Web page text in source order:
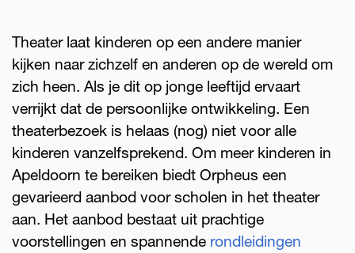
Theater laat kinderen op een andere manier
kijken naar zichzelf en anderen op de wereld om
zich heen. Als je dit op jonge leeftijd ervaart
verrijkt dat de persoonlijke ontwikkeling. Een
theaterbezoek is helaas (nog) niet voor alle
kinderen vanzelfsprekend. Om meer kinderen in
Apeldoorn te bereiken biedt Orpheus een
gevarieerd aanbod voor scholen in het theater
aan. Het aanbod bestaat uit prachtige
voorstellingen en spannende rondleidingen